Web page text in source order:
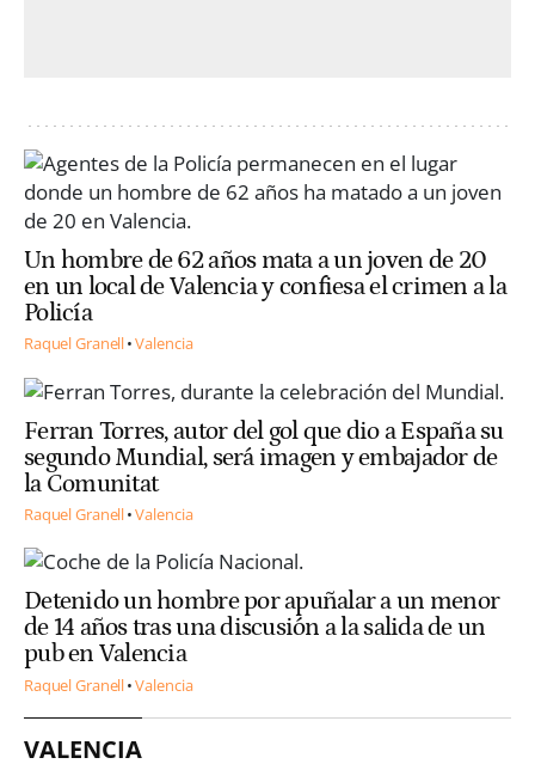
Un hombre de 62 años mata a un joven de 20
en un local de Valencia y confiesa el crimen a la
Policía
Raquel Granell Valencia
Ferran Torres, autor del gol que dio a España su
segundo Mundial, será imagen y embajador de
la Comunitat
Raquel Granell Valencia
Detenido un hombre por apuñalar a un menor
de 14 años tras una discusión a la salida de un
pub en Valencia
Raquel Granell Valencia
VALENCIA